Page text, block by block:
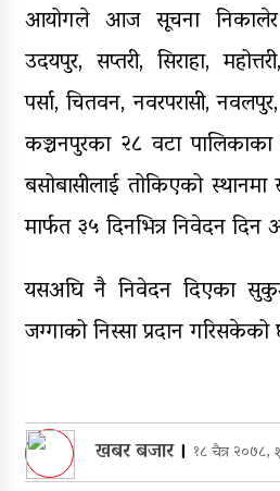
आयोगले आज सूचना निकालेर
उदयपुर, सप्तरी, सिराहा,
पर्सा, चितवन, नवरपरासी,
कञ्चनपुरका २८ वटा
बसोबासीलाई तोकिएको
मार्फत ३५ दिनभित्र निवेदन दिन
यसअघि नै निवेदन दिएका
जग्गाको निस्सा प्रदान गरिसकेको
खबर बजार। १८ चैत्र २०७८,